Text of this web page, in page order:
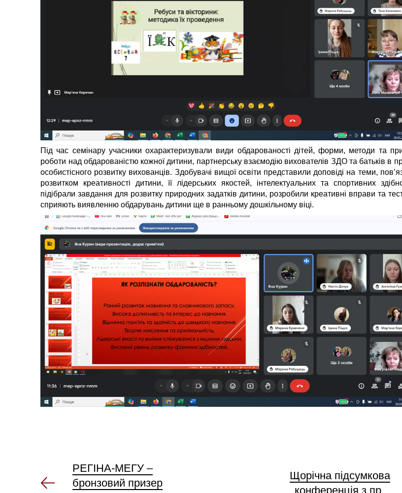
Під час семінару учасники охарактеризували види обдарованості дітей, форми, методи та
роботи над обдарованістю кожної дитини, партнерську взаємодію вихователів ЗДО та батьків в
особистісного розвитку вихованців. Здобувачі вищої освіти представили доповіді на теми,
розвитком креативності дитини, її лідерських якостей, інтелектуальних та спортивних
підібрали завдання для розвитку природних задатків дитини, розробили креативні вправи та
сприяють виявленню обдарувань дитини ще в ранньому дошкільному віці.
РЕГІНА-МЕГУ –
бронзовий призер
Щорічна підсумкова
конференція з пр...